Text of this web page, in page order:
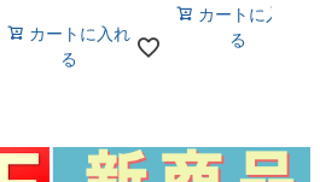
カートに入れ
る
カートに入れ
る